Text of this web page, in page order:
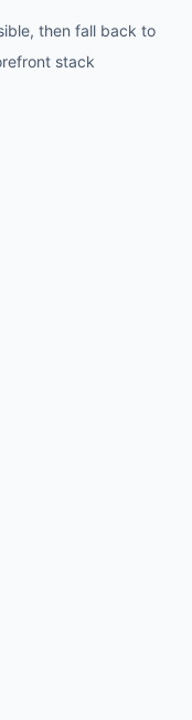
then fall back to
stack